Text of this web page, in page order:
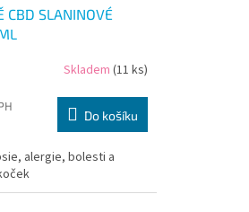
CBD SLANINOVÉ
Skladem (11 ks)
Do košíku
alergie, bolesti a